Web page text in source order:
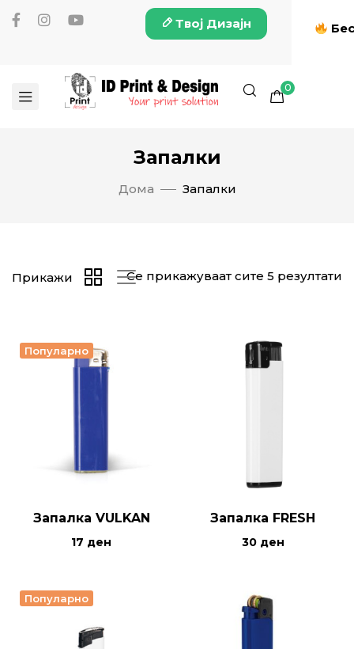
Твој Дизајн
0
Запалки
Дома Запалки
Се прикажуваат сите 5 резултати
Прикажи
Популарно
Запалка VULKAN
17 ден
Запалка FRESH
30 ден
Популарно